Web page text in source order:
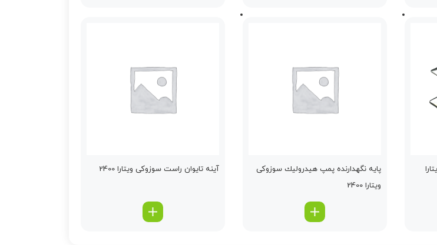
پایه نگهدارنده پمپ هیدرولیك سوزوکی
ویتارا 2400
آینه تایوان راست سوزوکی ویتارا 2400